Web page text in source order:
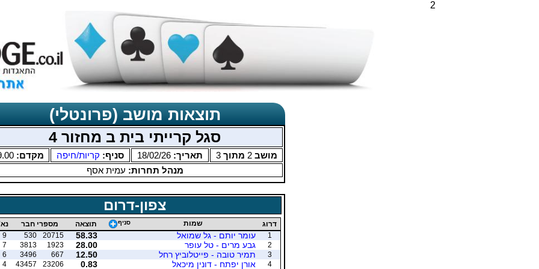
2
תוצאות מושב (פרונטלי)
סגל קרייתי בית ב מחזור 4
מושב2 מתוך3 תאריך: 18/02/26 סניף: קריות/חיפה מקדם:
מנהל תחרות: עמית אסף
צפון-דרום
דרוג שמות סניף תוצאה מספרי חבר
1
עומר יותם - גל שמואל 58.33
20715
530
9
2
גבע מרים - טל עופר 28.00
1923
3813
7
3
תמיר טובה - פייטלוביץ רחל 12.50
667
3496
6
4
אורן יפתח - דונין מיכאל 0.83
23206
43457
4